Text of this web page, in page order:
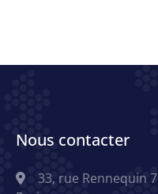
Nous contacter
33, rue Rennequin